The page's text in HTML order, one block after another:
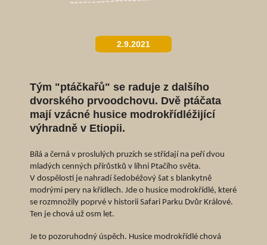
2.9.2021
Tým "ptáčkařů" se raduje z dalšího
dvorského prvoodchovu. Dvě ptáčata
mají vzácné husice modrokřídléžijící
výhradně v Etiopii.
Bílá a černá v proslulých pruzích se střídají na peří dvou
mladých cenných přírůstků v líhni Ptačího světa.
V dospělosti je nahradí šedobéžový šat s blankytně
modrými pery na křídlech. Jde o husice modrokřídlé, které
se rozmnožily poprvé v historii Safari Parku Dvůr Králové.
Ten je chová už osm let.
Je to pozoruhodný úspěch. Husice modrokřídlé chová